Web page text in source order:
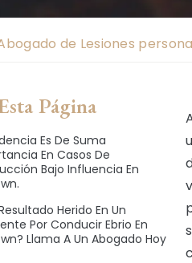
de Lesiones
Página
Es De Suma
En Casos De
Bajo Influencia En
Herido En Un
Por Conducir Ebrio En
Llama A Un Abogado Hoy